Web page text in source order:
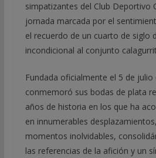
simpatizantes del Club Deportivo
jornada marcada por el
el recuerdo de un cuarto de siglo
incondicional al conjunto
Fundada oficialmente el 5 de julio
conmemoró sus bodas de plata
años de historia en los que ha
en innumerables
momentos inolvidables,
las referencias de la afición y un